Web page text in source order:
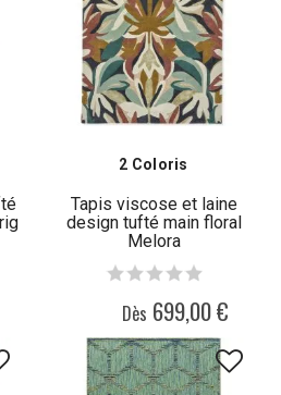
2 Coloris
Tapis viscose et laine
design tufté main floral
Melora
Dès 699,00 €